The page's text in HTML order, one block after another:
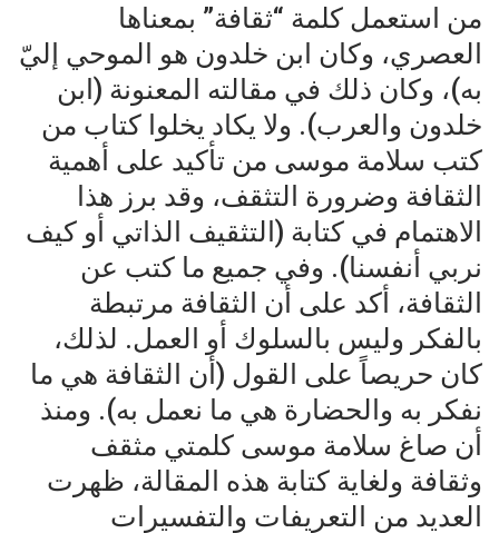
من استعمل كلمة “ثقافة” بمعناها
العصري، وكان ابن خلدون هو الموحي إليّ
به)، وكان ذلك في مقالته المعنونة (ابن
خلدون والعرب). ولا يكاد يخلوا كتاب من
كتب سلامة موسى من تأكيد على أهمية
الثقافة وضرورة التثقف، وقد برز هذا
الاهتمام في كتابة (التثقيف الذاتي أو كيف
نربي أنفسنا). وفي جميع ما كتب عن
الثقافة، أكد على أن الثقافة مرتبطة
بالفكر وليس بالسلوك أو العمل. لذلك،
كان حريصاً على القول (أن الثقافة هي ما
نفكر به والحضارة هي ما نعمل به). ومنذ
أن صاغ سلامة موسى كلمتي مثقف
وثقافة ولغاية كتابة هذه المقالة، ظهرت
العديد من التعريفات والتفسيرات